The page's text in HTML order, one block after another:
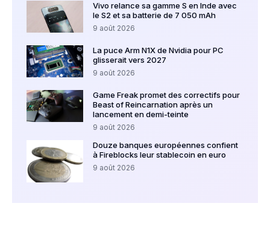
Vivo relance sa gamme S en Inde avec
le S2 et sa batterie de 7 050 mAh
9 août 2026
La puce Arm N1X de Nvidia pour PC
glisserait vers 2027
9 août 2026
Game Freak promet des correctifs pour
Beast of Reincarnation après un
lancement en demi-teinte
9 août 2026
Douze banques européennes confient
à Fireblocks leur stablecoin en euro
9 août 2026